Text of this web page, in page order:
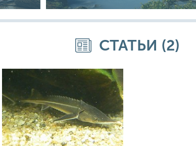
СТАТЬИ (2)